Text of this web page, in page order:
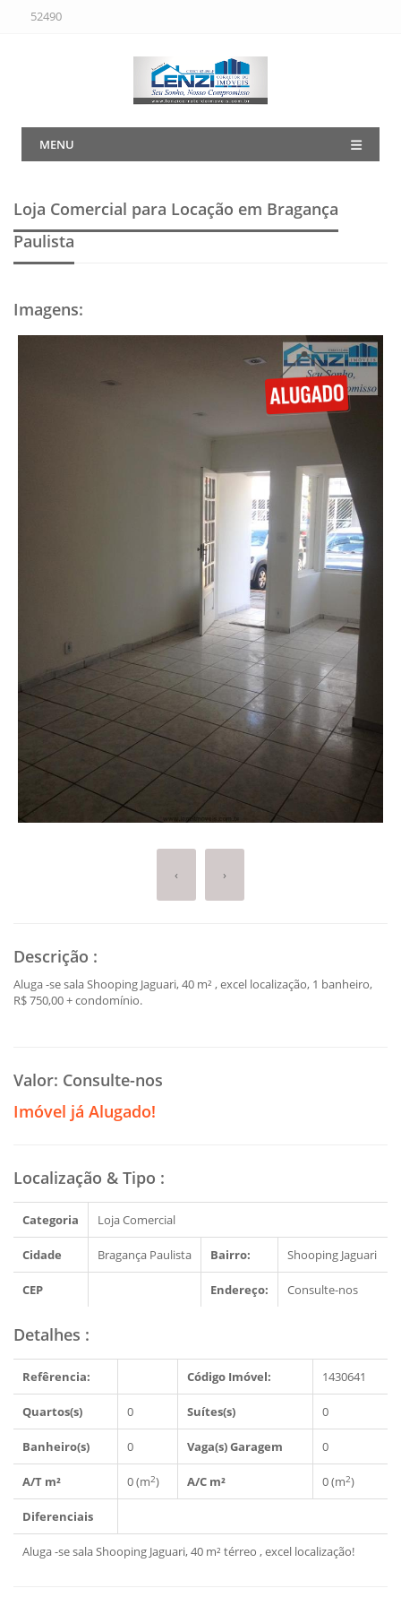
52490
MENU
Loja Comercial para Locação em Bragança
Paulista
Imagens:
‹ ›
Descrição :
Aluga -se sala Shooping Jaguari, 40 m² , excel localização, 1 banheiro,
R$ 750,00 + condomínio.
Valor: Consulte-nos
Imóvel já Alugado!
Localização & Tipo :
Categoria Loja Comercial
Cidade Bragança Paulista Bairro: Shooping Jaguari
CEP Endereço: Consulte-nos
Detalhes :
Refêrencia: Código Imóvel: 1430641
Quartos(s) 0 Suítes(s) 0
Banheiro(s) 0 Vaga(s) Garagem 0
A/T m² 0 (m2) A/C m² 0 (m2)
Diferenciais
Aluga -se sala Shooping Jaguari, 40 m² térreo , excel localização!